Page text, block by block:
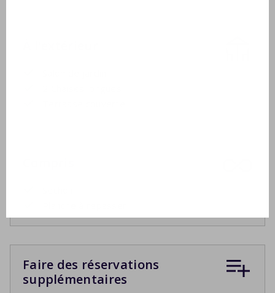
Faire des réservations
supplémentaires